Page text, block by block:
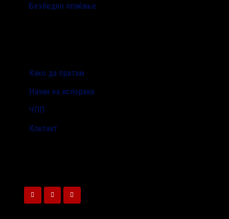
Безбедно плаќање
Како да пратам
Начин на испорака
ЧПП
Контакт